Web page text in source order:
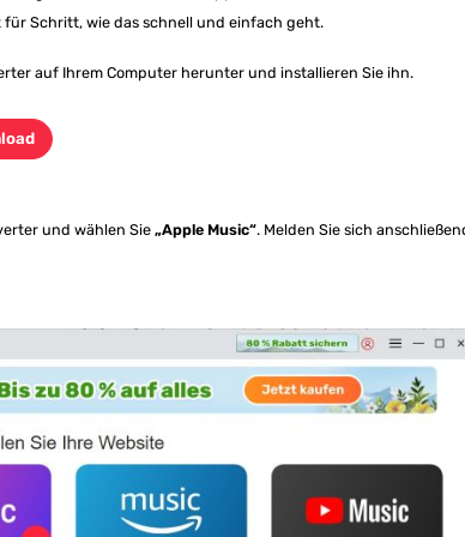
für Schritt, wie das schnell und einfach geht.
auf Ihrem Computer herunter und installieren Sie ihn.
und wählen Sie„Apple Music“. Melden Sie sich